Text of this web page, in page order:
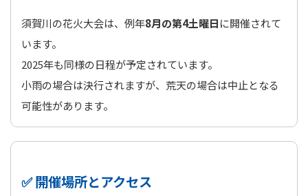
須賀川の花火大会は、例年8月の第4土曜日に開催されて
います。
2025年も同様の日程が予定されています。
小雨の場合は決行されますが、荒天の場合は中止となる
可能性があります。
✅ 開催場所とアクセス